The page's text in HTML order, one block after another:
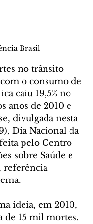
Brasil
no trânsito
o consumo de
caiu 19,5% no
anos de 2010 e
divulgada nesta
Dia Nacional da
pelo Centro
sobre Saúde e
referência
ideia, em 2010,
de 15 mil mortes.